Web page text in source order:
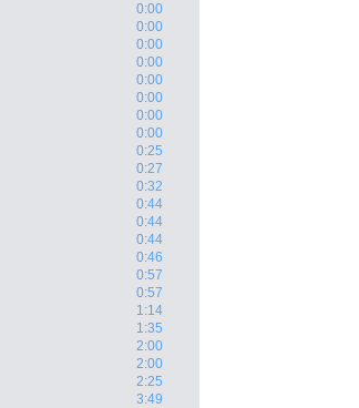
0:00
0:00
0:00
0:00
0:00
0:00
0:00
0:00
0:25
0:27
0:32
0:44
0:44
0:44
0:46
0:57
0:57
1:14
1:35
2:00
2:00
2:25
3:49